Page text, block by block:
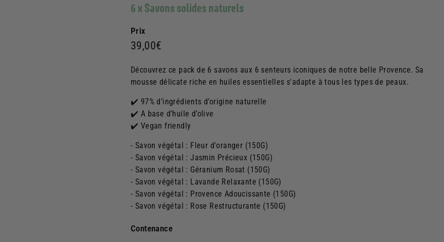
6 x Savons solides naturels
Prix
Prix
39,00€
Découvrez ce pack de 6 savons aux 6 senteurs iconiques de notre belle Provence. Sa
mousse délicate riche en huiles essentielles s'adapte à tous les types de peaux.
✔️ 97% d’ingrédients d’origine naturelle
✔️ A base d’huile d’olive
✔️ Vegan friendly
- Savon végétal : Fleur d'oranger (150G)
- Savonvégétal : Jasmin Précieux (150G)
- Savon végétal : Géranium Rosat (150G)
- Savon végétal : Lavande Relaxante (150G)
- Savon végétal : Provence Adoucissante (150G)
- Savon végétal : Rose Restructurante (150G)
Contenance